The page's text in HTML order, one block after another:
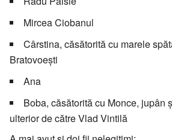
Mircea Ciobanul
Cârstina, căsătorită cu marele
Bratovoești
Ana
Boba, căsătorită cu Monce, jupân
ulterior de către Vlad Vintilă